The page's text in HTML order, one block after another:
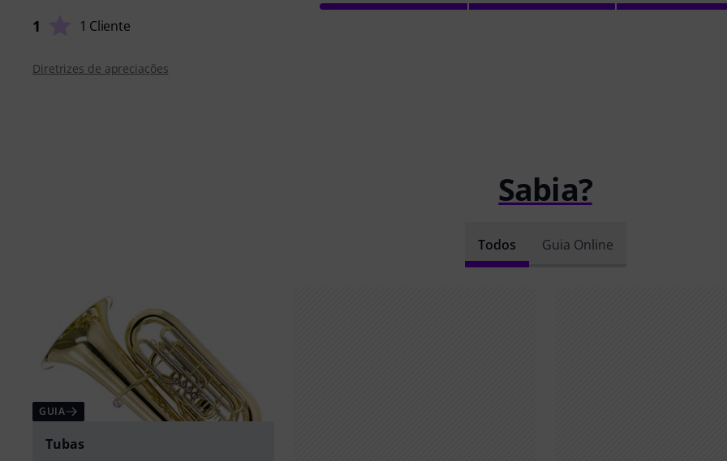
1 1 Cliente
Diretrizes de apreciações
Sabia?
Todos Guia Online
GUIA
Tubas